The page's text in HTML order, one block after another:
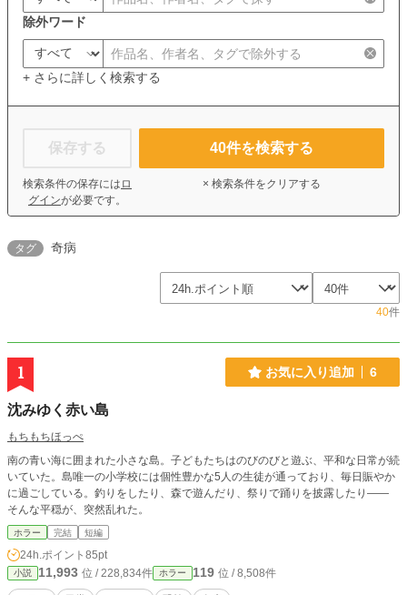
除外ワード
+ さらに詳しく検索する
保存する
検索条件の保存には ロ
グインが必要です。
40件を検索する
× 検索条件をクリアする
タグ 奇病
40件
1 お気に入り追加 6
沈みゆく赤い島
もちもちほっぺ
南の青い海に囲まれた小さな島。子どもたちはのびのびと遊ぶ、平和な日常が続
いていた。島唯一の小学校には個性豊かな5人の生徒が通っており、毎日賑やか
に過ごしている。釣りをしたり、森で遊んだり、祭りで踊りを披露したり――
そんな平穏が、突然乱れた。
ホラー 完結 短編
24h.ポイント 85pt
小説 11,993 位 / 228,834件 ホラー 119 位 / 8,508件